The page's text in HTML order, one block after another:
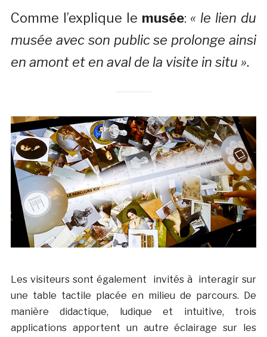
Comme l’explique le musée: « le lien du
musée avec son public se prolonge ainsi
en amont et en aval de la visite in situ ».
Les visiteurs sont également invités à interagir sur
une table tactile placée en milieu de parcours. De
manière didactique, ludique et intuitive, trois
applications apportent un autre éclairage sur les